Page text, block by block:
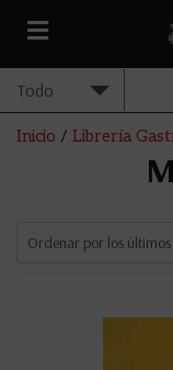
Inicio / Librería